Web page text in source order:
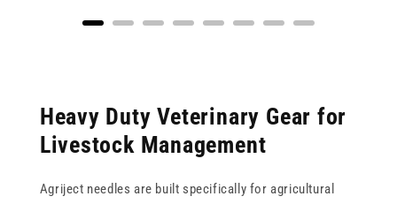
Heavy Duty Veterinary Gear for
Livestock Management
Agriject needles are built specifically for agricultural